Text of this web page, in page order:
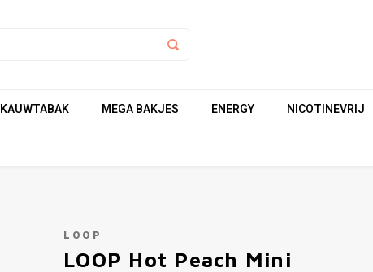
KAUWTABAK MEGA BAKJES ENERGY NICOTINEVRIJ
LOOP
LOOP Hot Peach Mini